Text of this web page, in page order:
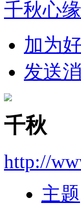
千秋心缘
加为
发送
千秋
http://
主题